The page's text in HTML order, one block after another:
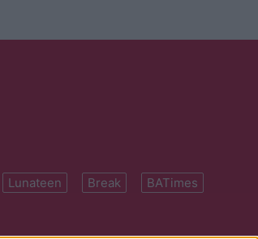
Lunateen Break BATimes